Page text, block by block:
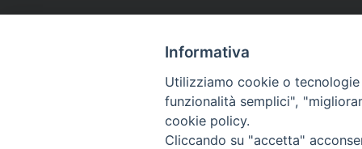
Informativa
Utilizziamo cookie o
funzionalità semplici",
cookie policy.
Cliccando su "accetta"